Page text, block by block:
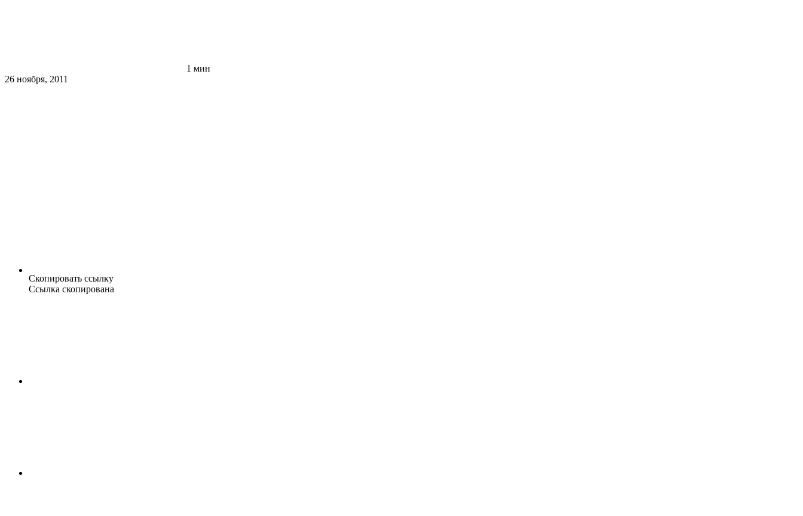
1 мин
26 ноября, 2011
Скопировать ссылку
Ссылка скопирована